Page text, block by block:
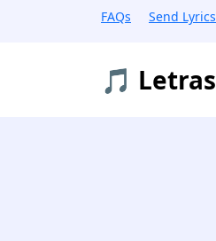
FAQs Send Lyrics
🎵 Letras